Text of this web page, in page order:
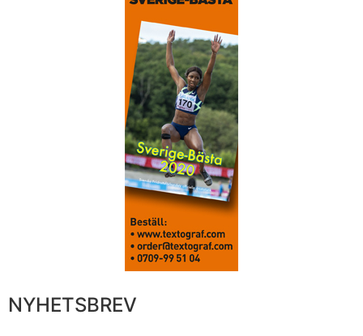
NYHETSBREV